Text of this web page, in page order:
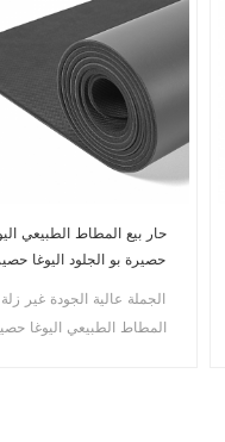
حار بيع المطاط الطبيعي
حصيرة بو الجلود اليوغا
حصيرة
الجملة عالية الجودة غير
المطاط الطبيعي اليوغا